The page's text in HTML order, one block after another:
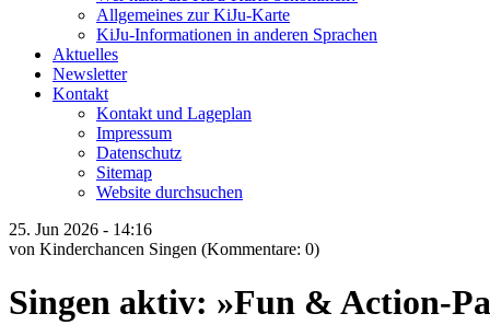
Allgemeines zur KiJu-Karte
KiJu-Informationen in anderen Sprachen
Aktuelles
Newsletter
Kontakt
Kontakt und Lageplan
Impressum
Datenschutz
Sitemap
Website durchsuchen
25. Jun 2026 - 14:16
von Kinderchancen Singen (Kommentare: 0)
Singen aktiv: »Fun & Action-